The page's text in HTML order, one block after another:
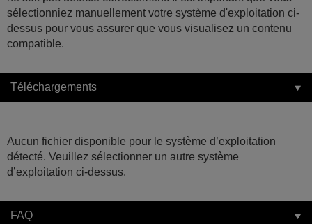
sélectionniez manuellement votre système d'exploitation ci-
dessus pour vous assurer que vous visualisez un contenu
compatible.
Téléchargements
Aucun fichier disponible pour le système d’exploitation
détecté. Veuillez sélectionner un autre système
d’exploitation ci-dessus.
FAQ